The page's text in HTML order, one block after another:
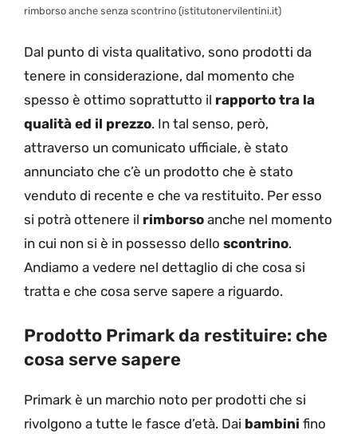
rimborso anche senza scontrino (istitutonervilentini.it)
Dal punto di vista qualitativo, sono prodotti da
tenere in considerazione, dal momento che
spesso è ottimo soprattutto il rapporto tra la
qualità ed il prezzo. In tal senso, però,
attraverso un comunicato ufficiale, è stato
annunciato che c’è un prodotto che è stato
venduto di recente e che va restituito. Per esso
si potrà ottenere il rimborso anche nel momento
in cui non si è in possesso dello scontrino.
Andiamo a vedere nel dettaglio di che cosa si
tratta e che cosa serve sapere a riguardo.
Prodotto Primark da restituire: che
cosa serve sapere
Primark è un marchio noto per prodotti che si
rivolgono a tutte le fasce d’età. Dai bambini fino